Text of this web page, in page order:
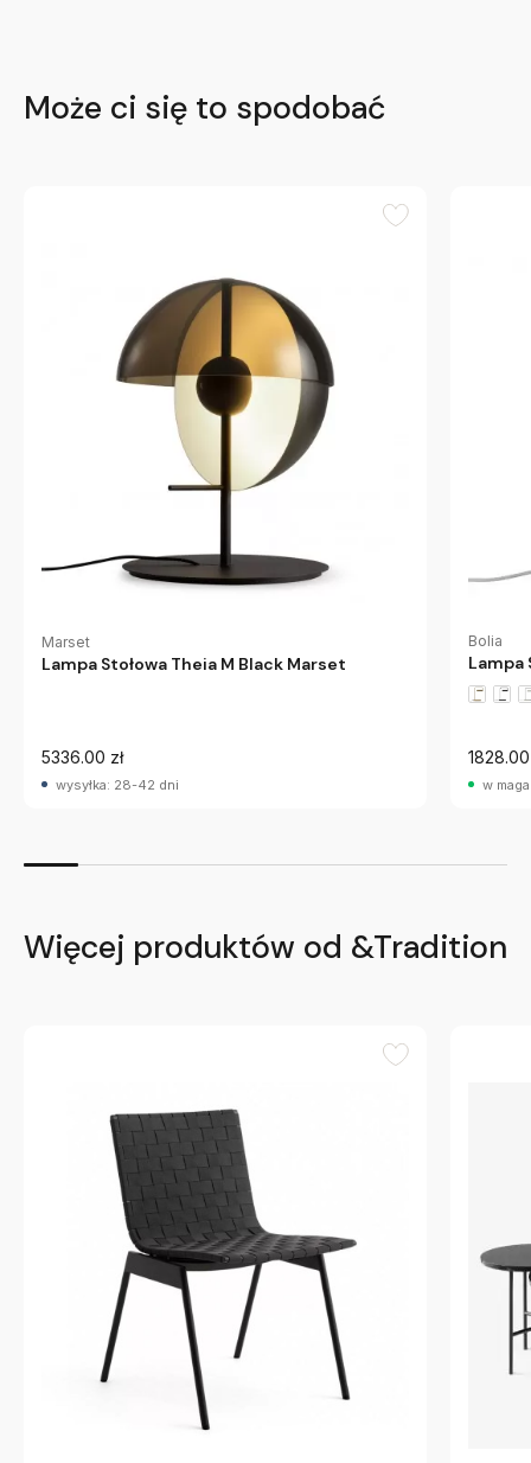
Może ci się to spodobać
Marset
Lampa Stołowa Theia M Black Marset
5336.00 zł
wysyłka: 28-42 dni
Bolia
Lampa
1828.00
w
Więcej produktów od &Tradition